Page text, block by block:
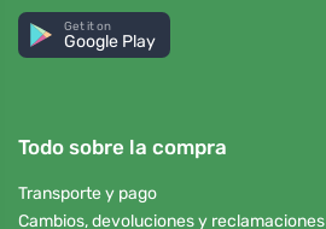
Get it on
Google Play
Todo sobre la compra
Transporte y pago
Cambios, devoluciones y reclamaciones